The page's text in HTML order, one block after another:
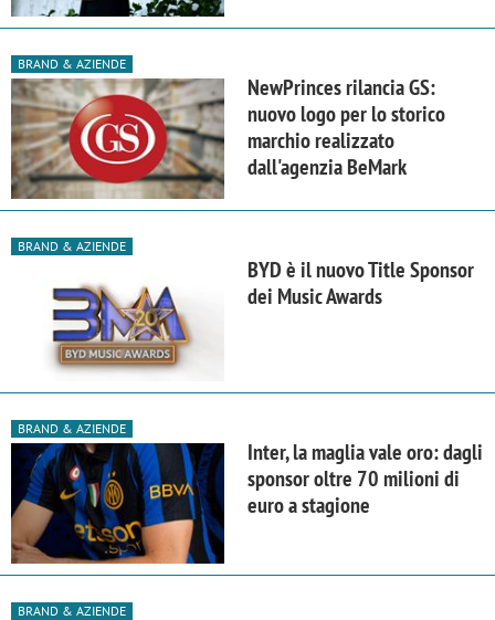
BRAND & AZIENDE
NewPrinces rilancia GS:
nuovo logo per lo storico
marchio realizzato
dall'agenzia BeMark
BRAND & AZIENDE
BYD è il nuovo Title Sponsor
dei Music Awards
BRAND & AZIENDE
Inter, la maglia vale oro: dagli
sponsor oltre 70 milioni di
euro a stagione
BRAND & AZIENDE